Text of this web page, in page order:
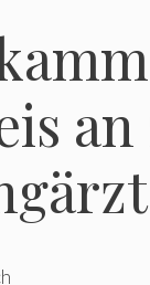
an